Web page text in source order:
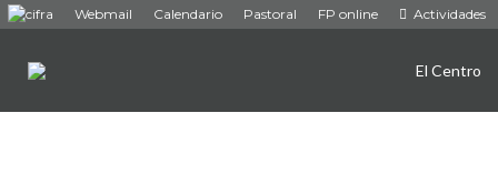
Webmail Calendario Pastoral FP online Actividades
El Centro